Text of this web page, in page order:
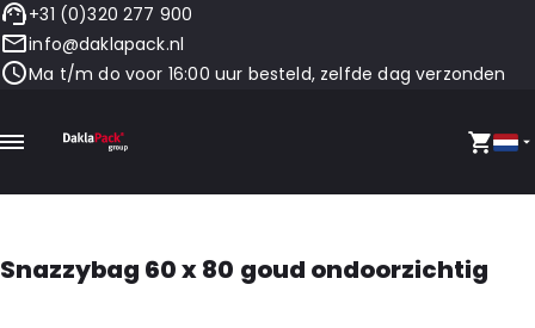
+31 (0)320 277 900
info@daklapack.nl
Ma t/m do voor 16:00 uur besteld, zelfde dag verzonden
Snazzybag 60 x 80 goud ondoorzichtig